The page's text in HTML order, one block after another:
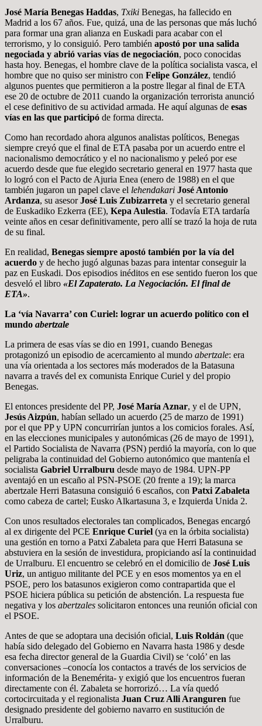
José María Benegas Haddas, Txiki Benegas, ha fallecido en
Madrid a los 67 años. Fue, quizá, una de las personas que más luchó
para formar una gran alianza en Euskadi para acabar con el
terrorismo, y lo consiguió. Pero también apostó por una salida
negociada y abrió varias vías de negociación, poco conocidas
hasta hoy. Benegas, el hombre clave de la política socialista vasca, el
hombre que no quiso ser ministro con Felipe González, tendió
algunos puentes que permitieron a la postre llegar al final de ETA
ese 20 de octubre de 2011 cuando la organización terrorista anunció
el cese definitivo de su actividad armada. He aquí algunas de esas
vías en las que participó de forma directa.
Como han recordado ahora algunos analistas políticos, Benegas
siempre creyó que el final de ETA pasaba por un acuerdo entre el
nacionalismo democrático y el no nacionalismo y peleó por ese
acuerdo desde que fue elegido secretario general en 1977 hasta que
lo logró con el Pacto de Ajuria Enea (enero de 1988) en el que
también jugaron un papel clave el lehendakari José Antonio
Ardanza, su asesorJosé Luis Zubizarreta y el secretario general
de Euskadiko Ezkerra (EE), Kepa Aulestia. Todavía ETA tardaría
veinte años en cesar definitivamente, pero allí se trazó la hoja de ruta
de su final.
En realidad, Benegas siempre apostó también por la vía del
acuerdo y de hecho jugó algunas bazas para intentar conseguir la
paz en Euskadi. Dos episodios inéditos en ese sentido fueron los que
desveló el libro «El Zapaterato. La Negociación. El final de
ETA».
La ‘vía Navarra’ con Curiel: lograr un acuerdo político con el
mundo abertzale
La primera de esas vías se dio en 1991, cuando Benegas
protagonizó un episodio de acercamiento al mundo abertzale: era
una vía orientada a los sectores más moderados de la Batasuna
navarra a través del ex comunista Enrique Curiel y del propio
Benegas.
El entonces presidente del PP, José María Aznar, y el de UPN,
Jesús Aizpún, habían sellado un acuerdo (25 de marzo de 1991)
por el que PP y UPN concurrirían juntos a los comicios forales. Así,
en las elecciones municipales y autonómicas (26 de mayo de 1991),
el Partido Socialista de Navarra (PSN) perdió la mayoría, con lo que
peligraba la continuidad del Gobierno autonómico que mantenía el
socialista Gabriel Urralburu desde mayo de 1984. UPN-PP
aventajó en un escaño al PSN-PSOE (20 frente a 19); la marca
abertzale Herri Batasuna consiguió 6 escaños, con Patxi Zabaleta
como cabeza de cartel; Eusko Alkartasuna 3, e Izquierda Unida 2.
Con unos resultados electorales tan complicados, Benegas encargó
al ex dirigente del PCE Enrique Curiel (ya en la órbita socialista)
una gestión en torno a Patxi Zabaleta para que Herri Batasuna se
abstuviera en la sesión de investidura, propiciando así la continuidad
de Urralburu. El encuentro se celebró en el domicilio de José Luis
Uriz, un antiguo militante del PCE y en esos momentos ya en el
PSOE, pero los batasunos exigieron como contrapartida que el
PSOE hiciera pública su petición de abstención. La respuesta fue
negativa y los abertzales solicitaron entonces una reunión oficial con
el PSOE.
Antes de que se adoptara una decisión oficial, Luis Roldán (que
había sido delegado del Gobierno en Navarra hasta 1986 y desde
esa fecha director general de la Guardia Civil) se ‘coló’ en las
conversaciones –conocía los contactos a través de los servicios de
información de la Benemérita- y exigió que los encuentros fueran
directamente con él. Zabaleta se horrorizó… La vía quedó
cortocircuitada y el regionalista Juan Cruz Alli Aranguren fue
designado presidente del gobierno navarro en sustitución de
Urralburu.